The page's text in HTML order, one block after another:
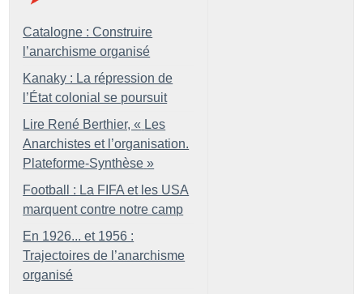
Catalogne : Construire
l’anarchisme organisé
Kanaky : La répression de
l’État colonial se poursuit
Lire René Berthier, « Les
Anarchistes et l’organisation.
Plateforme-Synthèse »
Football : La FIFA et les USA
marquent contre notre camp
En 1926... et 1956 :
Trajectoires de l’anarchisme
organisé